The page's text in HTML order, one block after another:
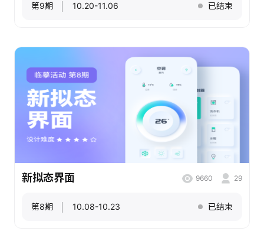
第9期 10.20-11.06 已结束
新拟态界面 9660 29
第8期 10.08-10.23 已结束